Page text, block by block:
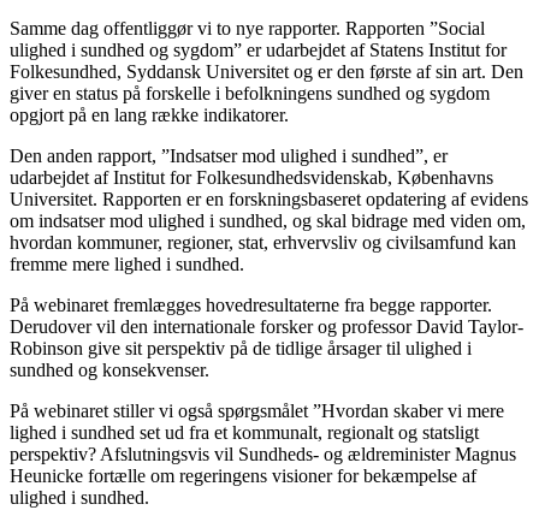
Samme dag offentliggør vi to nye rapporter. Rapporten ”Social
ulighed i sundhed og sygdom” er udarbejdet af Statens Institut for
Folkesundhed, Syddansk Universitet og er den første af sin art. Den
giver en status på forskelle i befolkningens sundhed og sygdom
opgjort på en lang række indikatorer.
Den anden rapport, ”Indsatser mod ulighed i sundhed”, er
udarbejdet af Institut for Folkesund­hedsvidenskab, Københavns
Universitet. Rapporten er en forskningsbaseret opdatering af evidens
om indsatser mod ulighed i sundhed, og skal bidrage med viden om,
hvordan kommuner, regioner, stat, erhvervsliv og civilsamfund kan
fremme mere lighed i sundhed.
På webinaret fremlægges hovedresultaterne fra begge rapporter.
Derudover vil den internationale forsker og professor David Taylor-
Robinson give sit perspektiv på de tidlige årsager til ulighed i
sundhed og konsekvenser.
På webinaret stiller vi også spørgs­målet ”Hvordan skaber vi mere
lighed i sundhed set ud fra et kommunalt, regionalt og statsligt
perspektiv? Afslutningsvis vil Sundheds- og ældreminister Magnus
Heunicke fortælle om regeringens visioner for bekæmpelse af
ulighed i sundhed.